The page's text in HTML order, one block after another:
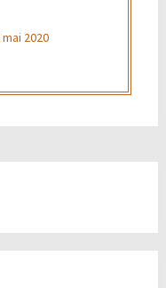
2020